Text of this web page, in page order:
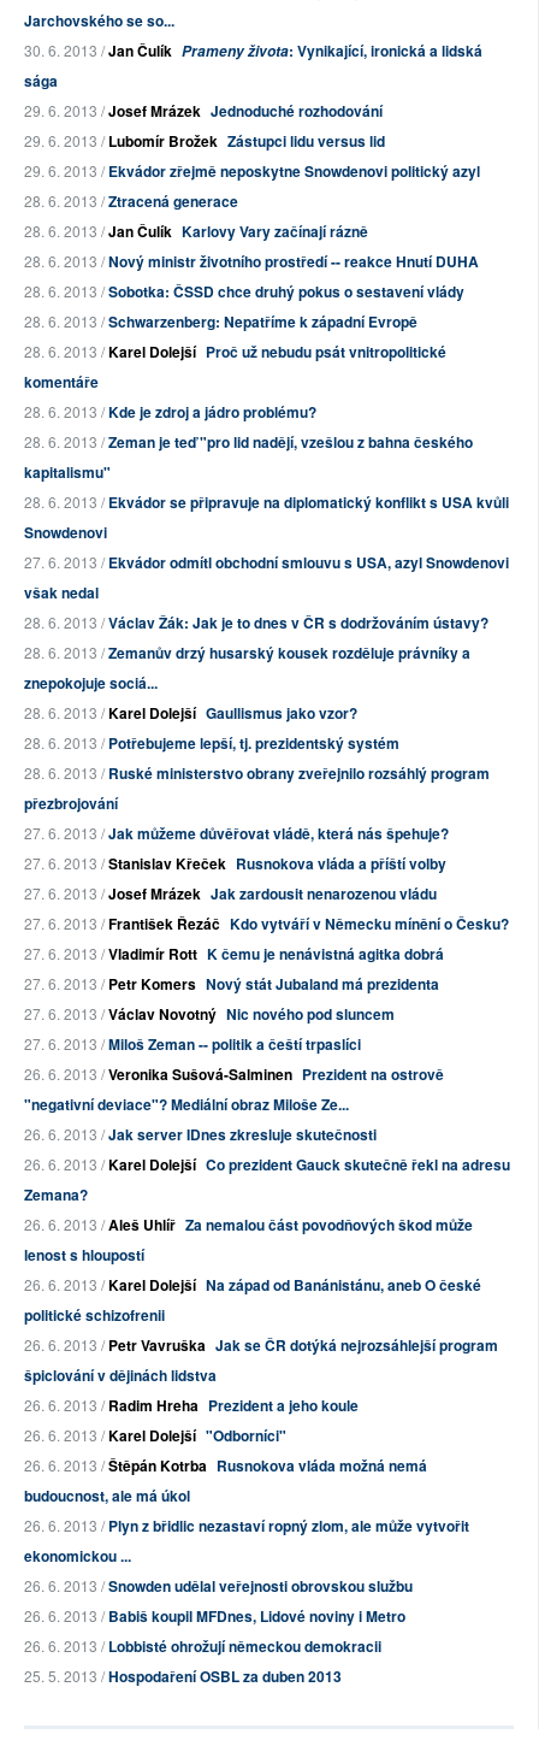
Jarchovského se so...
30. 6. 2013 /Jan Čulík Prameny života: Vynikající, ironická a lidská
sága
29. 6. 2013 /Josef Mrázek Jednoduché rozhodování
29. 6. 2013 /Lubomír Brožek Zástupci lidu versus lid
29. 6. 2013 /Ekvádor zřejmě neposkytne Snowdenovi politický azyl
28. 6. 2013 /Ztracená generace
28. 6. 2013 /Jan Čulík Karlovy Vary začínají rázně
28. 6. 2013 /Nový ministr životního prostředí -- reakce Hnutí DUHA
28. 6. 2013 /Sobotka: ČSSD chce druhý pokus o sestavení vlády
28. 6. 2013 /Schwarzenberg: Nepatříme k západní Evropě
28. 6. 2013 /Karel Dolejší Proč už nebudu psát vnitropolitické
komentáře
28. 6. 2013 /Kde je zdroj a jádro problému?
28. 6. 2013 /Zeman je teď "pro lid nadějí, vzešlou z bahna českého
kapitalismu"
28. 6. 2013 /Ekvádor se připravuje na diplomatický konflikt s USA kvůli
Snowdenovi
27. 6. 2013 /Ekvádor odmítl obchodní smlouvu s USA, azyl Snowdenovi
však nedal
28. 6. 2013 /Václav Žák: Jak je to dnes v ČR s dodržováním ústavy?
28. 6. 2013 /Zemanův drzý husarský kousek rozděluje právníky a
znepokojuje sociá...
28. 6. 2013 /Karel Dolejší Gaullismus jako vzor?
28. 6. 2013 /Potřebujeme lepší, tj. prezidentský systém
28. 6. 2013 /Ruské ministerstvo obrany zveřejnilo rozsáhlý program
přezbrojování
27. 6. 2013 /Jak můžeme důvěřovat vládě, která nás špehuje?
27. 6. 2013 /Stanislav Křeček Rusnokova vláda a příští volby
27. 6. 2013 /Josef Mrázek Jak zardousit nenarozenou vládu
27. 6. 2013 /František Řezáč Kdo vytváří v Německu mínění o Česku?
27. 6. 2013 /Vladimír Rott K čemu je nenávistná agitka dobrá
27. 6. 2013 /Petr Komers Nový stát Jubaland má prezidenta
27. 6. 2013 /Václav Novotný Nic nového pod sluncem
27. 6. 2013 /Miloš Zeman -- politik a čeští trpaslíci
26. 6. 2013 /Veronika Sušová-Salminen Prezident na ostrově
"negativní deviace"? Mediální obraz Miloše Ze...
26. 6. 2013 /Jak server IDnes zkresluje skutečnosti
26. 6. 2013 /Karel Dolejší Co prezident Gauck skutečně řekl na adresu
Zemana?
26. 6. 2013 /Aleš Uhlíř Za nemalou část povodňových škod může
lenost s hloupostí
26. 6. 2013 /Karel Dolejší Na západ od Banánistánu, aneb O české
politické schizofrenii
26. 6. 2013 /Petr Vavruška Jak se ČR dotýká nejrozsáhlejší program
špiclování v dějinách lidstva
26. 6. 2013 /Radim Hreha Prezident a jeho koule
26. 6. 2013 /Karel Dolejší "Odborníci"
26. 6. 2013 /Štěpán Kotrba Rusnokova vláda možná nemá
budoucnost, ale má úkol
26. 6. 2013 /Plyn z břidlic nezastaví ropný zlom, ale může vytvořit
ekonomickou ...
26. 6. 2013 /Snowden udělal veřejnosti obrovskou službu
26. 6. 2013 /Babiš koupil MFDnes, Lidové noviny i Metro
26. 6. 2013 /Lobbisté ohrožují německou demokracii
25. 5. 2013 /Hospodaření OSBL za duben 2013